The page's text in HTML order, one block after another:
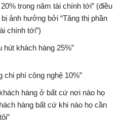
trong năm tài chính tới” (điều
ảnh hưởng bởi “Tăng thị phần
chính tới”)
hút khách hàng 25%”
chi phí công nghệ 10%”
hàng ở bất cứ nơi nào họ
hàng bất cứ khi nào họ cần